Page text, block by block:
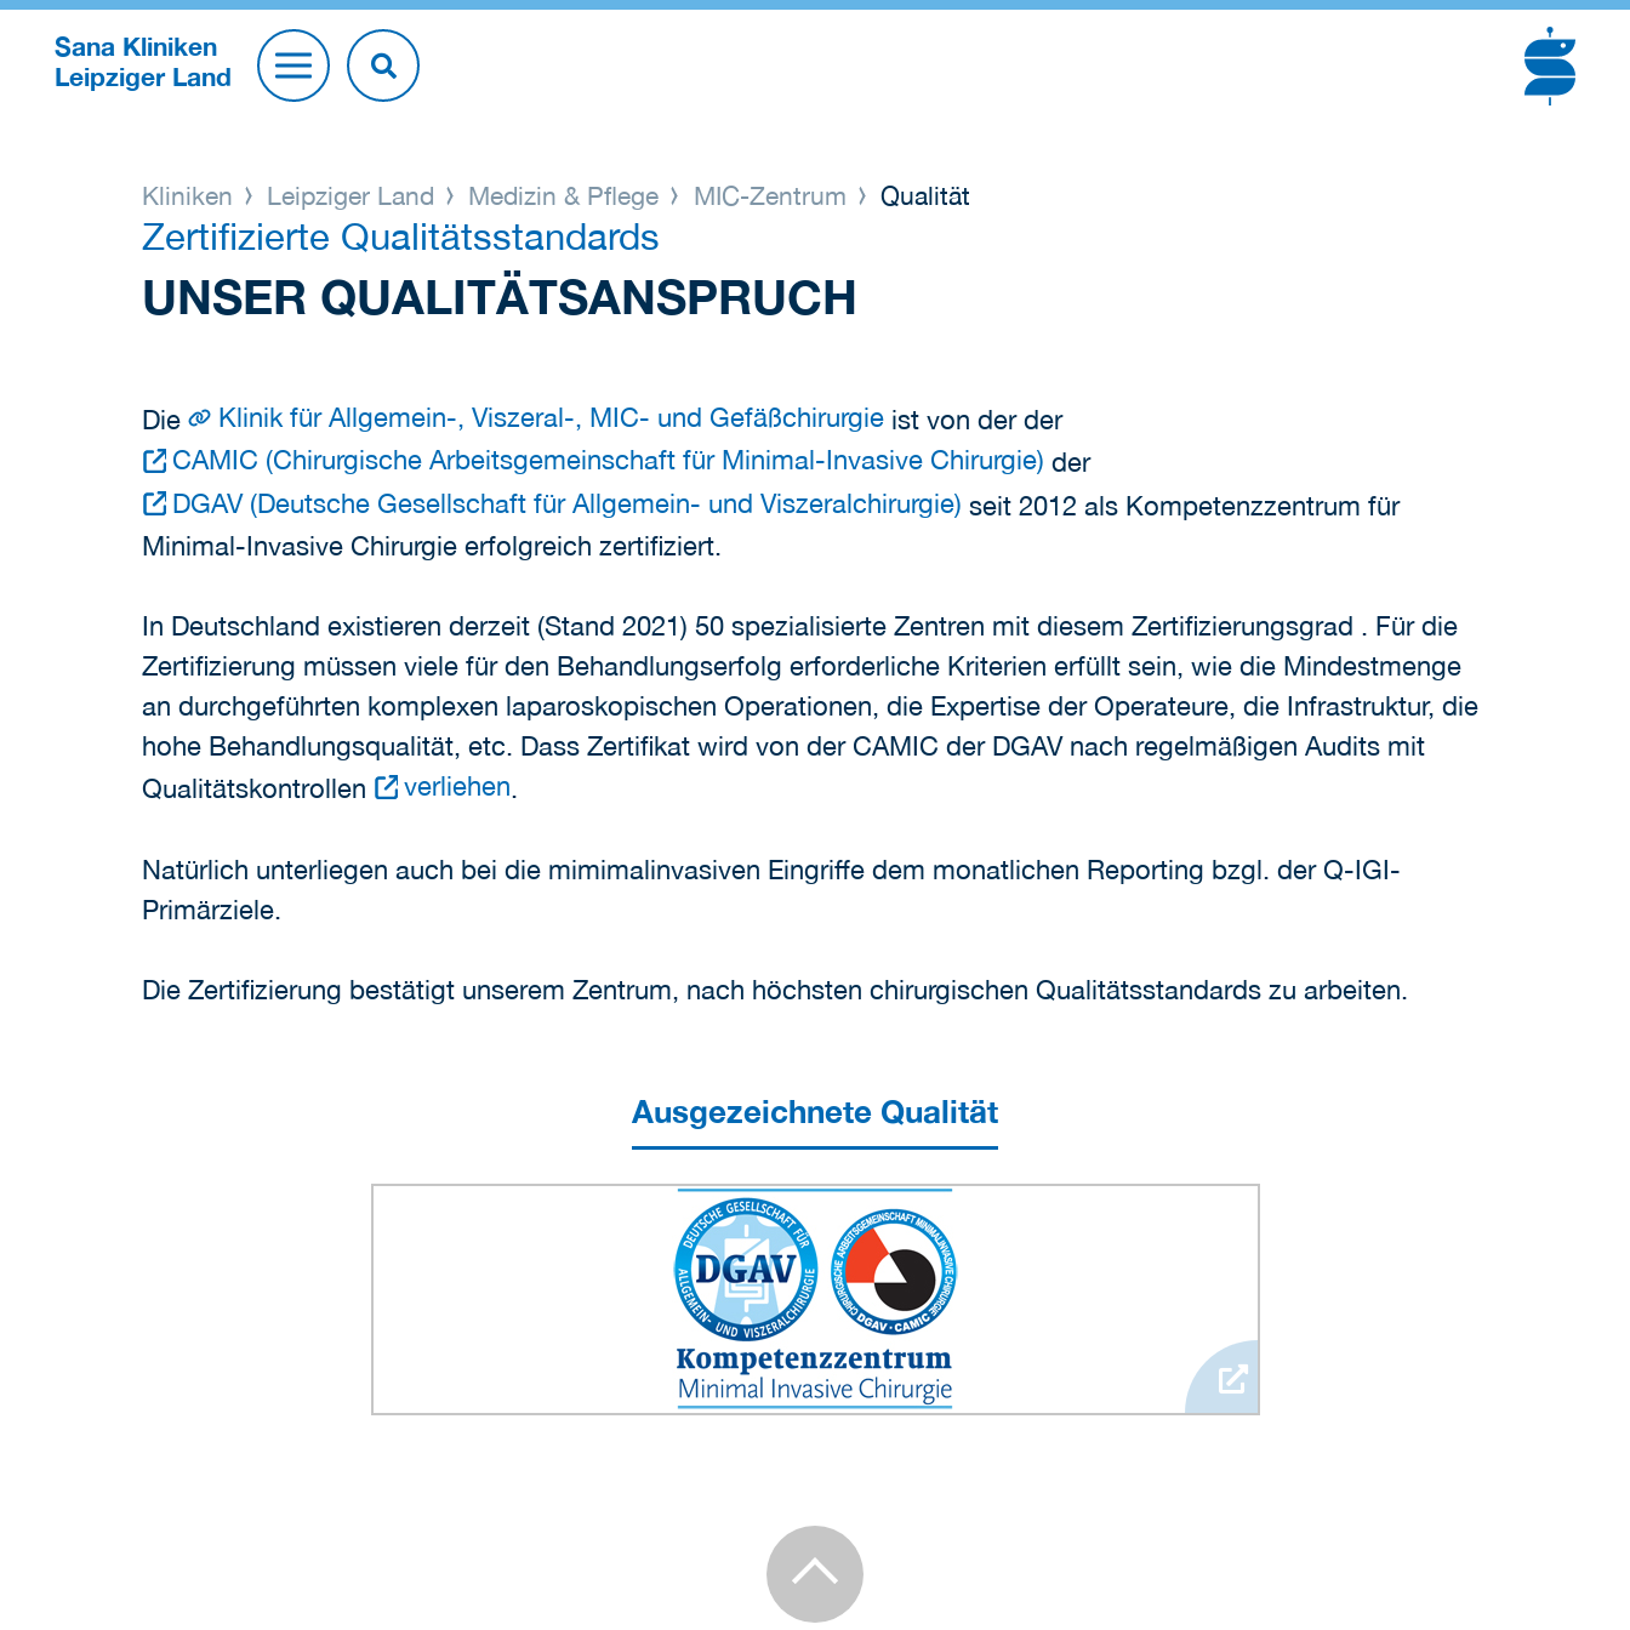
Sana Kliniken
Leipziger Land
Kliniken Leipziger Land Medizin & Pflege MIC-Zentrum Qualität
Zertifizierte Qualitätsstandards
UNSER QUALITÄTSANSPRUCH
Die Klinik für Allgemein-, Viszeral-, MIC- und Gefäßchirurgie ist von der der
CAMIC (Chirurgische Arbeitsgemeinschaft für Minimal-Invasive Chirurgie) der
DGAV (Deutsche Gesellschaft für Allgemein- und Viszeralchirurgie) seit 2012 als Kompetenzzentrum für
Minimal-Invasive Chirurgie erfolgreich zertifiziert.
In Deutschland existieren derzeit (Stand 2021) 50 spezialisierte Zentren mit diesem Zertifizierungsgrad . Für die
Zertifizierung müssen viele für den Behandlungserfolg erforderliche Kriterien erfüllt sein, wie die Mindestmenge
an durchgeführten komplexen laparoskopischen Operationen, die Expertise der Operateure, die Infrastruktur, die
hohe Behandlungsqualität, etc. Dass Zertifikat wird von der CAMIC der DGAV nach regelmäßigen Audits mit
Qualitätskontrollen
verliehen.
Natürlich unterliegen auch bei die mimimalinvasiven Eingriffe dem monatlichen Reporting bzgl. der Q-IGI-
Primärziele.
Die Zertifizierung bestätigt unserem Zentrum, nach höchsten chirurgischen Qualitätsstandards zu arbeiten.
Ausgezeichnete Qualität